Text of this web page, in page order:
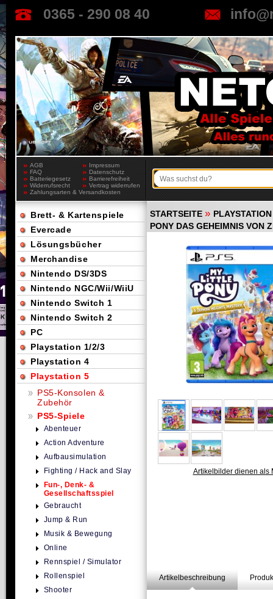
0365 - 290 08 40
AGB
Impressum
FAQ
Datenschutz
Batteriegesetz
Barrierefreiheit
Widerrufsrecht
Vertrag widerrufen
Zahlungsarten & Versandkosten
STARTSEITE »
PONY DAS GEHEIMNIS VON
Artikelbilder dienen als
Artikelbeschreibung
Brett- & Kartenspiele
Evercade
Lösungsbücher
Merchandise
Nintendo DS/3DS
Nintendo NGC/Wii/WiiU
Nintendo Switch 1
Nintendo Switch 2
PC
Playstation 1/2/3
Playstation 4
Playstation 5
PS5-Konsolen &
Zubehör
PS5-Spiele
Abenteuer
Action Adventure
Aufbausimulation
Fighting / Hack and Slay
Fun-, Denk- &
Gesellschaftsspiel
Gebraucht
Jump & Run
Musik & Bewegung
Online
Rennspiel / Simulator
Rollenspiel
Shooter